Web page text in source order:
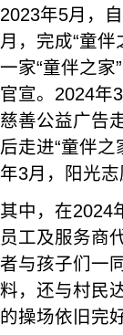
2023年5月，
月，完成“童
一家“童伴之家
官宣。2024年
慈善公益广告
后走进“童伴
年3月，阳光
其中，在2024
员工及服务商
者与孩子们一
料，还与村民
的操场依旧完